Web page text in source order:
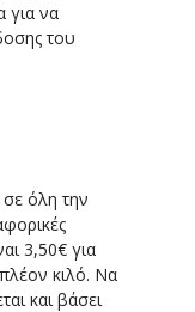
για να
του
σε όλη την
3,50€ για
κιλό. Να
και βάσει